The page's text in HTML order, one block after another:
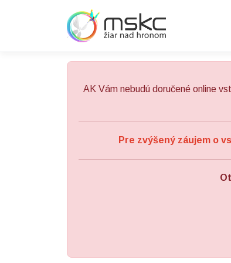
AK Vám nebudú doručené online
Pre zvýšený záujem o